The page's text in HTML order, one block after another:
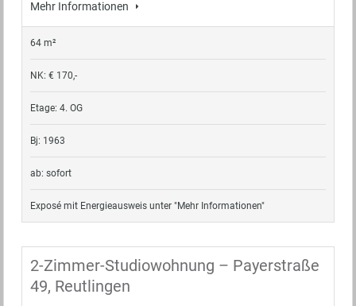
Mehr Informationen
64 m²
NK: € 170,-
Etage: 4. OG
Bj: 1963
ab: sofort
Exposé mit Energieausweis unter "Mehr Informationen"
2-Zimmer-Studiowohnung – Payerstraße
49, Reutlingen